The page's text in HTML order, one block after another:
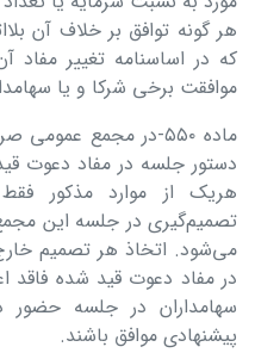
هر گونه توافق بر خلاف آن
که در اساسنامه تغییر مفاد
موافقت برخی شرکا و یا
ماده ۵۵۰-‌در مجمع
دستور جلسه در مفاد دعوت
هریک از موارد مذکور
تصمیم‌گیری در جلسه این
می‌شود. اتخاذ هر تصمیم
در مفاد دعوت قید شده فاقد
سهامداران در جلسه حضور
پیشنهادی موافق باشند.